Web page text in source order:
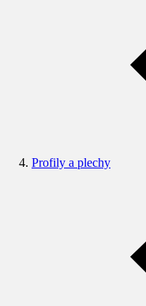
Profily a plechy